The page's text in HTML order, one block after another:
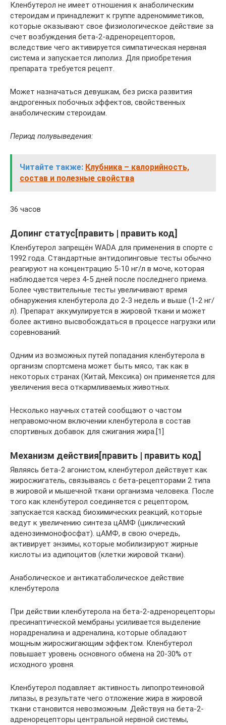
Кленбутерол не имеет отношения к анаболическим
стероидам и принадлежит к группе адреномиметиков,
которые оказывают свое физиологическое действие за
счет возбуждения бета-2-адренорецепторов,
вследствие чего активируется симпатическая нервная
система и запускается липолиз. Для приобретения
препарата требуется рецепт.
Может назначаться девушкам, без риска развития
андрогенных побочных эффектов, свойственных
анаболическим стероидам.
Период полувыведения:
Читайте также: Клубника – калорийность,
состав и полезные свойства
36 часов
Допинг статус[править | править код]
Кленбутерол запрещён WADA для применения в спорте с
1992 года. Стандартные антидопинговые тесты обычно
реагируют на концентрацию 5-10 нг/л в моче, которая
наблюдается через 4-5 дней после последнего приема.
Более чувствительные тесты увеличивают время
обнаружения кленбутерола до 2-3 недель и выше (1-2 нг/
л). Препарат аккумулируется в жировой ткани и может
более активно высвобождаться в процессе нагрузки или
соревнований.
Одним из возможных путей попадания кленбутерола в
организм спортсмена может быть мясо, так как в
некоторых странах (Китай, Мексика) он применяется для
увеличения веса откармливаемых животных.
Несколько научных статей сообщают о частом
неправомочном включении кленбутерола в состав
спортивных добавок для сжигания жира.[1]
Механизм действия[править | править код]
Являясь бета-2 агонистом, кленбутерол действует как
жиросжигатель, связываясь с бета-рецепторами 2 типа
в жировой и мышечной ткани организма человека. После
того как кленбутерол соединяется с рецептором,
запускается каскад биохимических реакций, которые
ведут к увеличению синтеза цАМФ (циклический
аденозинмонофосфат). цАМФ, в свою очередь,
активирует энзимы, которые мобилизируют жирные
кислоты из адипоцитов (клетки жировой ткани).
Анаболическое и антикатаболическое действие
кленбутерола
При действии кленбутерола на бета-2-адренорецепторы
пресинаптической мембраны усиливается выделение
норадреналина и адреналина, которые обладают
мощным жиросжигающим эффектом. Кленбутерол
повышает уровень основного обмена на 20-30% от
исходного уровня.
Кленбутерол подавляет активность липопротеиновой
липазы, в результате чего отложение жира в жировой
ткани становится невозможным. Действуя на бета-2-
адренорецепторы центральной нервной системы,